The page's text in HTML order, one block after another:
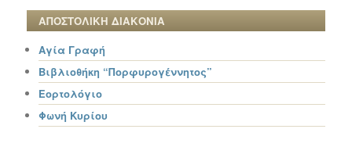
ΑΠΟΣΤΟΛΙΚΗ ΔΙΑΚΟΝΙΑ
Αγία Γραφή
Βιβλιοθήκη “Πορφυρογέννητος”
Εορτολόγιο
Φωνή Κυρίου